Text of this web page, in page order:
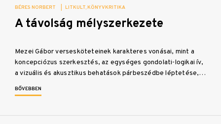
BÉRES NORBERT LITKULT KÖNYVKRITIKA
A távolság mélyszerkezete
Mezei Gábor versesköteteinek karakteres vonásai, mint a
koncepciózus szerkesztés, az egységes gondolati-logikai ív,
a vizuális és akusztikus behatások párbeszédbe léptetése,…
BŐVEBBEN